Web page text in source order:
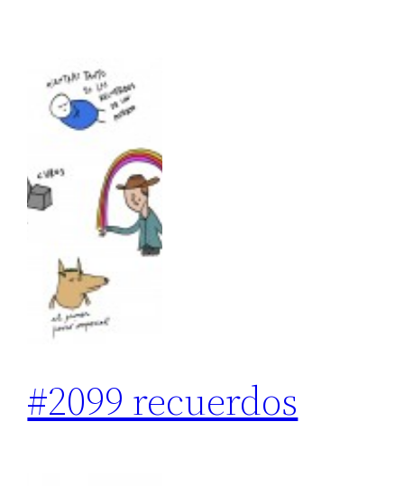
#2099 recuerdos